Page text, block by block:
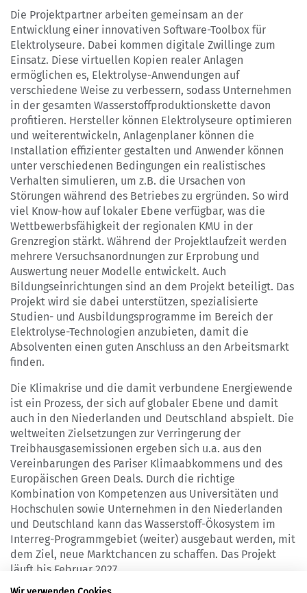
Die Projektpartner arbeiten gemeinsam an der
Entwicklung einer innovativen Software-Toolbox für
Elektrolyseure. Dabei kommen digitale Zwillinge zum
Einsatz. Diese virtuellen Kopien realer Anlagen
ermöglichen es, Elektrolyse-Anwendungen auf
verschiedene Weise zu verbessern, sodass Unternehmen
in der gesamten Wasserstoffproduktionskette davon
profitieren. Hersteller können Elektrolyseure optimieren
und weiterentwickeln, Anlagenplaner können die
Installation effizienter gestalten und Anwender können
unter verschiedenen Bedingungen ein realistisches
Verhalten simulieren, um z.B. die Ursachen von
Störungen während des Betriebes zu ergründen. So wird
viel Know-how auf lokaler Ebene verfügbar, was die
Wettbewerbsfähigkeit der regionalen KMU in der
Grenzregion stärkt. Während der Projektlaufzeit werden
mehrere Versuchsanordnungen zur Erprobung und
Auswertung neuer Modelle entwickelt. Auch
Bildungseinrichtungen sind an dem Projekt beteiligt. Das
Projekt wird sie dabei unterstützen, spezialisierte
Studien- und Ausbildungsprogramme im Bereich der
Elektrolyse-Technologien anzubieten, damit die
Absolventen einen guten Anschluss an den Arbeitsmarkt
finden.
Die Klimakrise und die damit verbundene Energiewende
ist ein Prozess, der sich auf globaler Ebene und damit
auch in den Niederlanden und Deutschland abspielt. Die
weltweiten Zielsetzungen zur Verringerung der
Treibhausgasemissionen ergeben sich u.a. aus den
Vereinbarungen des Pariser Klimaabkommens und des
Europäischen Green Deals. Durch die richtige
Kombination von Kompetenzen aus Universitäten und
Hochschulen sowie Unternehmen in den Niederlanden
und Deutschland kann das Wasserstoff-Ökosystem im
Interreg-Programmgebiet (weiter) ausgebaut werden, mit
dem Ziel, neue Marktchancen zu schaffen. Das Projekt
läuft bis Februar 2027.